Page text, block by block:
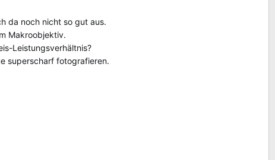
da noch nicht so gut aus.
Makroobjektiv.
Leistungsverhältnis?
superscharf fotografieren.